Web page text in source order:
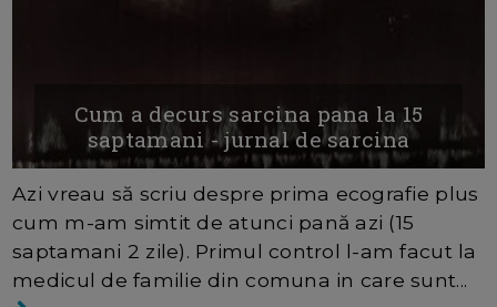
Cum a decurs sarcina pana la 15
saptamani - jurnal de sarcina
Azi vreau să scriu despre prima ecografie plus
cum m-am simtit de atunci pană azi (15
saptamani 2 zile). Primul control l-am facut la
medicul de familie din comuna in care sunt...